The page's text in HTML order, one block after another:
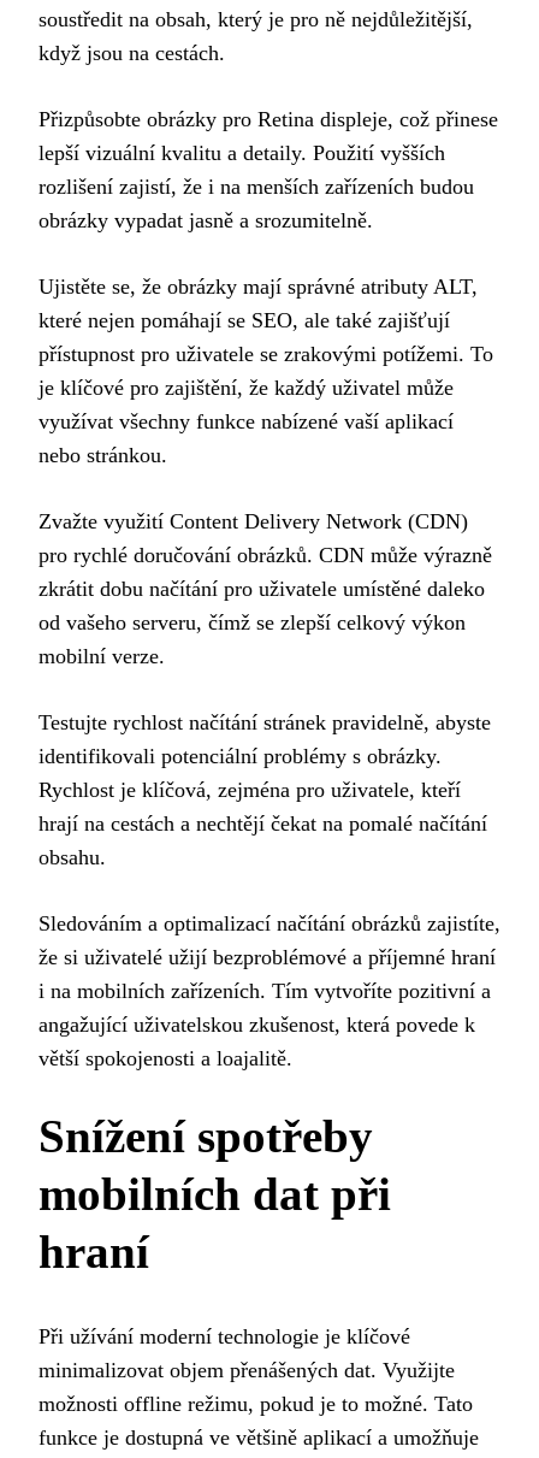
soustředit na obsah, který je pro ně nejdůležitější,
když jsou na cestách.
Přizpůsobte obrázky pro Retina displeje, což přinese
lepší vizuální kvalitu a detaily. Použití vyšších
rozlišení zajistí, že i na menších zařízeních budou
obrázky vypadat jasně a srozumitelně.
Ujistěte se, že obrázky mají správné atributy ALT,
které nejen pomáhají se SEO, ale také zajišťují
přístupnost pro uživatele se zrakovými potížemi. To
je klíčové pro zajištění, že každý uživatel může
využívat všechny funkce nabízené vaší aplikací
nebo stránkou.
Zvažte využití Content Delivery Network (CDN)
pro rychlé doručování obrázků. CDN může výrazně
zkrátit dobu načítání pro uživatele umístěné daleko
od vašeho serveru, čímž se zlepší celkový výkon
mobilní verze.
Testujte rychlost načítání stránek pravidelně, abyste
identifikovali potenciální problémy s obrázky.
Rychlost je klíčová, zejména pro uživatele, kteří
hrají na cestách a nechtějí čekat na pomalé načítání
obsahu.
Sledováním a optimalizací načítání obrázků zajistíte,
že si uživatelé užijí bezproblémové a příjemné hraní
i na mobilních zařízeních. Tím vytvoříte pozitivní a
angažující uživatelskou zkušenost, která povede k
větší spokojenosti a loajalitě.
Snížení spotřeby
mobilních dat při
hraní
Při užívání moderní technologie je klíčové
minimalizovat objem přenášených dat. Využijte
možnosti offline režimu, pokud je to možné. Tato
funkce je dostupná ve většině aplikací a umožňuje